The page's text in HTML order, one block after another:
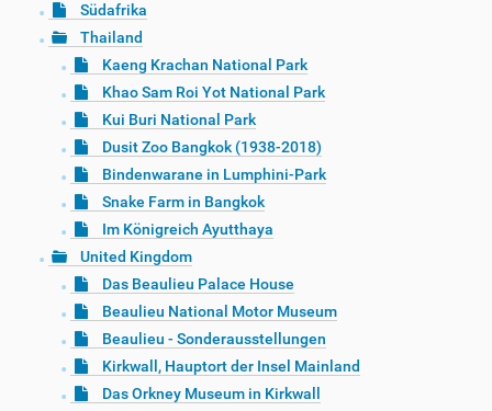
Südafrika
Thailand
Kaeng Krachan National Park
Khao Sam Roi Yot National Park
Kui Buri National Park
Dusit Zoo Bangkok (1938-2018)
Bindenwarane in Lumphini-Park
Snake Farm in Bangkok
Im Königreich Ayutthaya
United Kingdom
Das Beaulieu Palace House
Beaulieu National Motor Museum
Beaulieu - Sonderausstellungen
Kirkwall, Hauptort der Insel Mainland
Das Orkney Museum in Kirkwall